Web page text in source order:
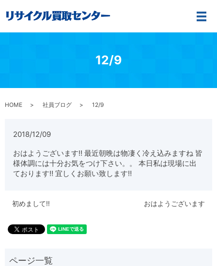
メ
12/9
HOME 社員ブログ 12/9
2018/12/09
おはようございます‼︎ 最近朝晩は物凄く冷え込みますね 皆
様体調には十分お気をつけ下さい。。 本日私は現場に出
ております‼︎ 宜しくお願い致します‼︎
初めまして‼︎ おはようございます